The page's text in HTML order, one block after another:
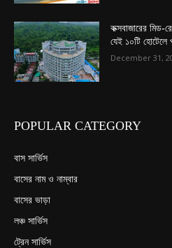
কক্সবাজারের মিড-
যেই ১০টি হোটেলে
December 31,
POPULAR CATEGORY
বাস সার্ভিস
বাসের নাম ও নাম্বার
বাসের ভাড়া
লঞ্চ সার্ভিস
ট্রেন সার্ভিস